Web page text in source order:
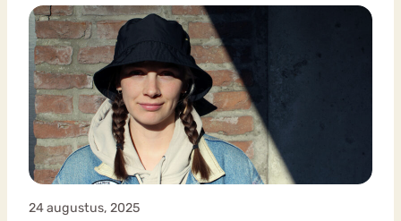
24 augustus, 2025